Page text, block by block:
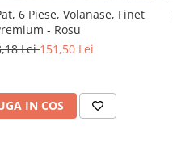
6 Piese, Volanase, Finet
- Rosu
Lei151,50 Lei
IN COS